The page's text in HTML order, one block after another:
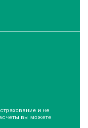
и не
вы можете